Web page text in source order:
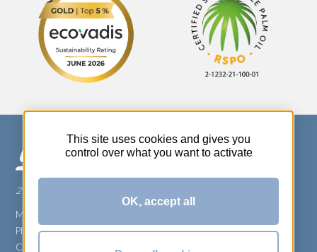
270 Rue Thérèse Planiol - 37310 TAUXIGNY
Mentions légales
Plan du site
Carrière
This site uses cookies and gives you
control over what you want to activate
OK, accept all